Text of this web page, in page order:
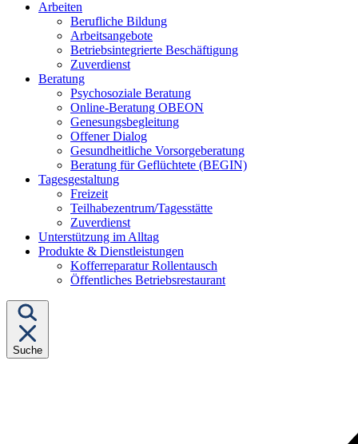
Arbeiten
von
"Arbeiten"
Berufliche Bildung
Arbeitsangebote
Betriebsintegrierte Beschäftigung
Zuverdienst
BeratungUntermenü
von
"Beratung"
Psychosoziale Beratung
Online-Beratung OBEON
Genesungsbegleitung
Offener Dialog
Gesundheitliche Vorsorgeberatung
Beratung für Geflüchtete (BEGIN)
TagesgestaltungUntermenü
von
"Tagesgestaltung"
Freizeit
Teilhabezentrum/Tagesstätte
Zuverdienst
Unterstützung im Alltag
Produkte & Dienstleistungen
von
"Produkte
&
Kofferreparatur Rollentausch
Öffentliches Betriebsrestaurant
Suche